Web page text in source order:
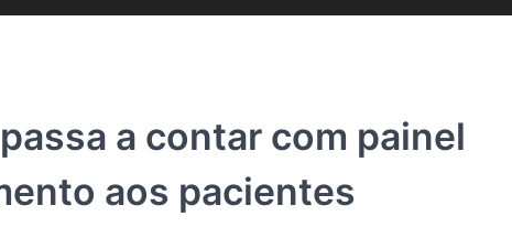
a contar com painel
aos pacientes